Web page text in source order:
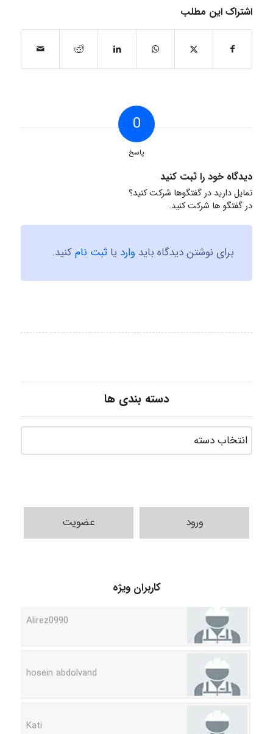
اشتراک این مطلب
0
پاسخ
دیدگاه خود را ثبت کنید
تمایل دارید در گفتگوها شرکت کنید؟
در گفتگو ها شرکت کنید.
برای نوشتن دیدگاه باید وارد یا ثبت نامکنید.
دسته بندی ها
ورود عضویت
کاربران ویژه